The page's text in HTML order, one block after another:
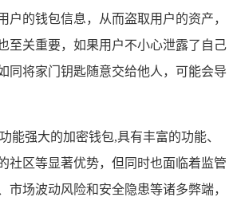
户的钱包信息，从而盗取用户的资产，
至关重要，如果用户不小心泄露了自己
同将家门钥匙随意交给他人，可能会导
能强大的加密钱包,具有丰富的功能、
社区等显著优势，但同时也面临着监管
市场波动风险和安全隐患等诸多弊端，